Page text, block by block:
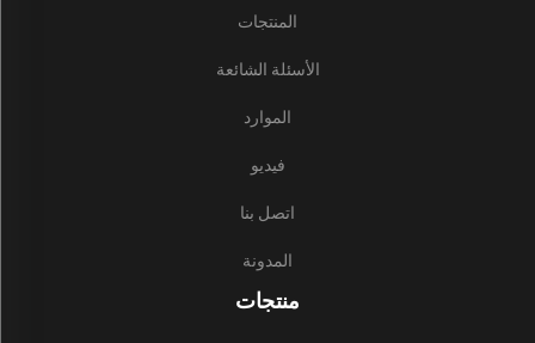
المنتجات
الأسئلة الشائعة
الموارد
فيديو
اتصل بنا
المدونة
منتجات